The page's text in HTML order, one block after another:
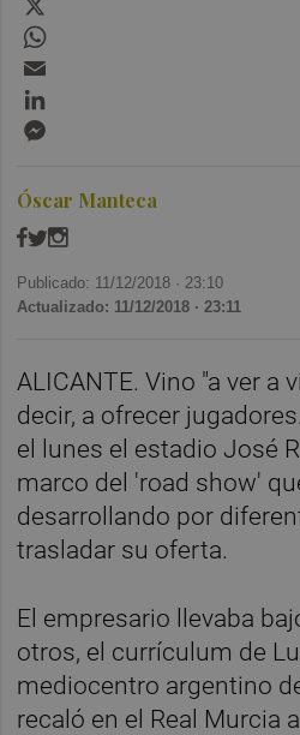
Óscar Manteca
Publicado: 11/12/2018 · 23:10
Actualizado: 11/12/2018 · 23:11
ALICANTE. Vino "a ver a
decir, a ofrecer
el lunes el estadio José
marco del 'road show'
desarrollando por
trasladar su oferta.
El empresario llevaba
otros, el currículum de
mediocentro argentino
recaló en el Real Murcia